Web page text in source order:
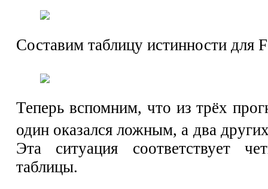
Составим таблицу истинности для F
Теперь вспомним, что из трёх
один оказался ложным, а два
Эта ситуация соответствует
таблицы.